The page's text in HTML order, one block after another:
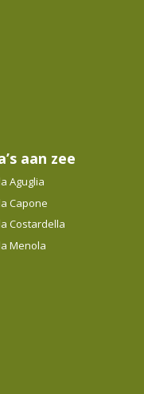
aan zee
Aguglia
Capone
Costardella
Menola